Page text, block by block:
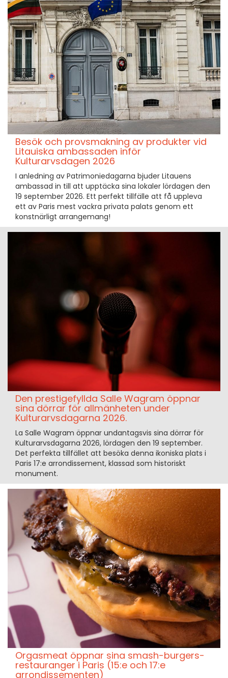
Besök och provsmakning av produkter vid
Litauiska ambassaden inför
Kulturarvsdagen 2026
I anledning av Patrimoniedagarna bjuder Litauens
ambassad in till att upptäcka sina lokaler lördagen den
19 september 2026. Ett perfekt tillfälle att få uppleva
ett av Paris mest vackra privata palats genom ett
konstnärligt arrangemang!
Den prestigefyllda Salle Wagram öppnar
sina dörrar för allmänheten under
Kulturarvsdagarna 2026.
La Salle Wagram öppnar undantagsvis sina dörrar för
Kulturarvsdagarna 2026, lördagen den 19 september.
Det perfekta tillfället att besöka denna ikoniska plats i
Paris 17:e arrondissement, klassad som historiskt
monument.
Orgasmeat öppnar sina smash-burgers-
restauranger i Paris (15:e och 17:e
arrondissementen)